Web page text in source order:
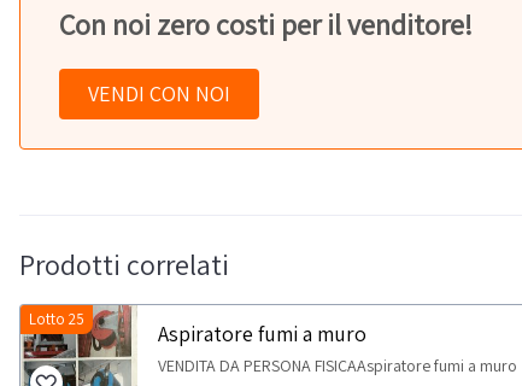
Con noi zero costi per il venditore!
VENDI CON NOI
Prodotti correlati
Lotto 25
Aspiratore fumi a muro
VENDITA DA PERSONA FISICAAspiratore fumi a muro